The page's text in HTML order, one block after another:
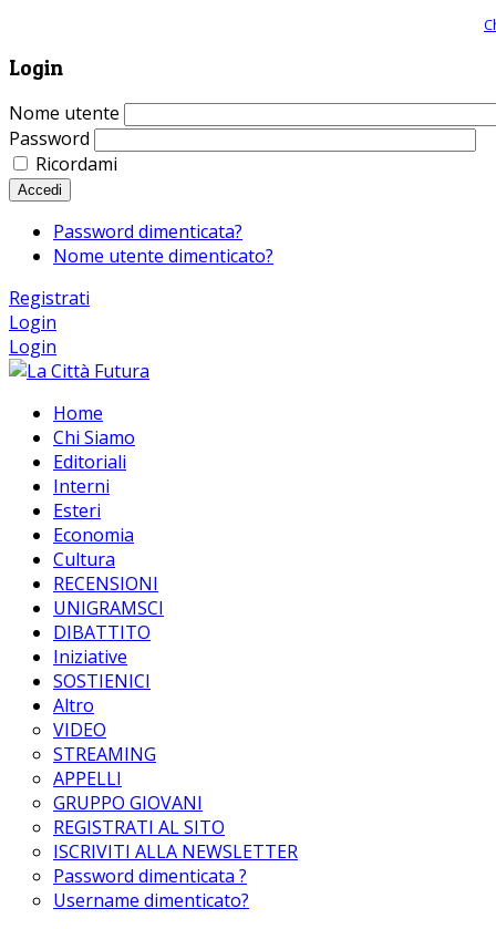
Login
Nome utente
Password
Ricordami
Accedi
Password dimenticata?
Nome utente dimenticato?
Registrati
Login
Login
Home
Chi Siamo
Editoriali
Interni
Esteri
Economia
Cultura
RECENSIONI
UNIGRAMSCI
DIBATTITO
Iniziative
SOSTIENICI
Altro
VIDEO
STREAMING
APPELLI
GRUPPO GIOVANI
REGISTRATI AL SITO
ISCRIVITI ALLA NEWSLETTER
Password dimenticata ?
Username dimenticato?